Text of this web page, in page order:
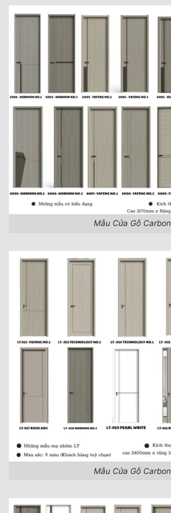
Mẫu Cửa Gỗ Carbon
Mẫu Cửa Gỗ Carbon